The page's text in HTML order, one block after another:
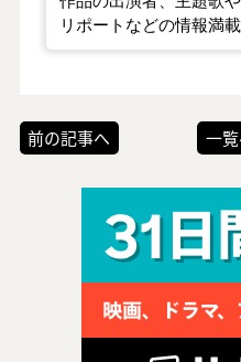
リポートなどの情報満
前の記事へ 一